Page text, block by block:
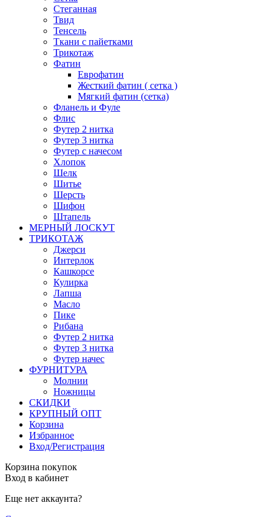
Стеганная
Твид
Тенсель
Ткани с пайетками
Трикотаж
Фатин
Еврофатин
Жесткий фатин ( сетка )
Мягкий фатин (сетка)
Фланель и Фуле
Флис
Футер 2 нитка
Футер 3 нитка
Футер с начесом
Хлопок
Шелк
Шитье
Шерсть
Шифон
Штапель
МЕРНЫЙ ЛОСКУТ
ТРИКОТАЖ
Джерси
Интерлок
Кашкорсе
Кулирка
Лапша
Масло
Пике
Рибана
Футер 2 нитка
Футер 3 нитка
Футер начес
ФУРНИТУРА
Молнии
Ножницы
СКИДКИ
КРУПНЫЙ ОПТ
Корзина
Избранное
Вход/Регистрация
Корзина покупок
Вход в кабинет
Еще нет аккаунта?